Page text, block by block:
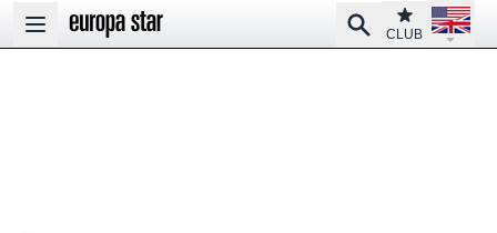
Open main menu
SearchClub
CLUB
Open